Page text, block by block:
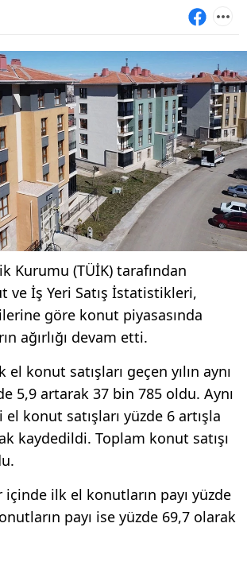
Kurumu (TÜİK) tarafından
ve İş Yeri Satış İstatistikleri,
göre konut piyasasında
ağırlığı devam etti.
el konut satışları geçen yılın aynı
5,9 artarak 37 bin 785 oldu. Aynı
konut satışları yüzde 6 artışla
kaydedildi. Toplam konut satışı
içinde ilk el konutların payı yüzde
payı ise yüzde 69,7 olarak